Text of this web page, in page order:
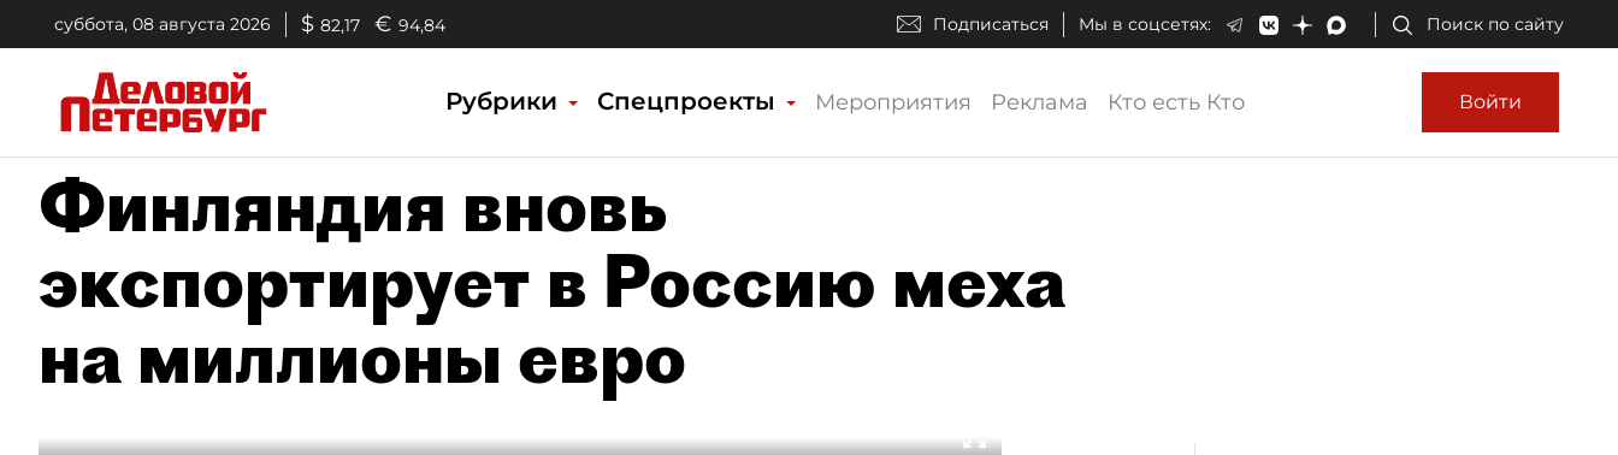
суббота, 08 августа 2026 $ 82,17 € 94,84 Подписаться Мы в соцсетях: Поиск по сайту
Рубрики Спецпроекты Мероприятия Реклама Кто есть Кто Войти
Финляндия вновь
экспортирует в Россию меха
на миллионы евро